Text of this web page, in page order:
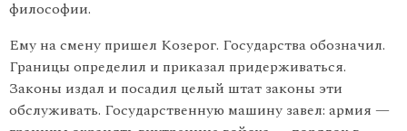
философии.
Ему на смену пришел Козерог. Государства обозначил.
Границы определил и приказал придерживаться.
Законы издал и посадил целый штат законы эти
обслуживать. Государственную машину завел: армия —